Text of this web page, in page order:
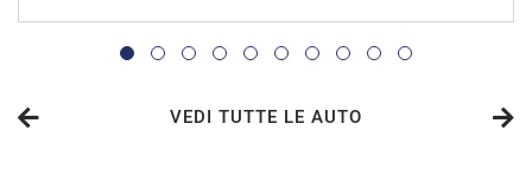
VEDI TUTTE LE AUTO